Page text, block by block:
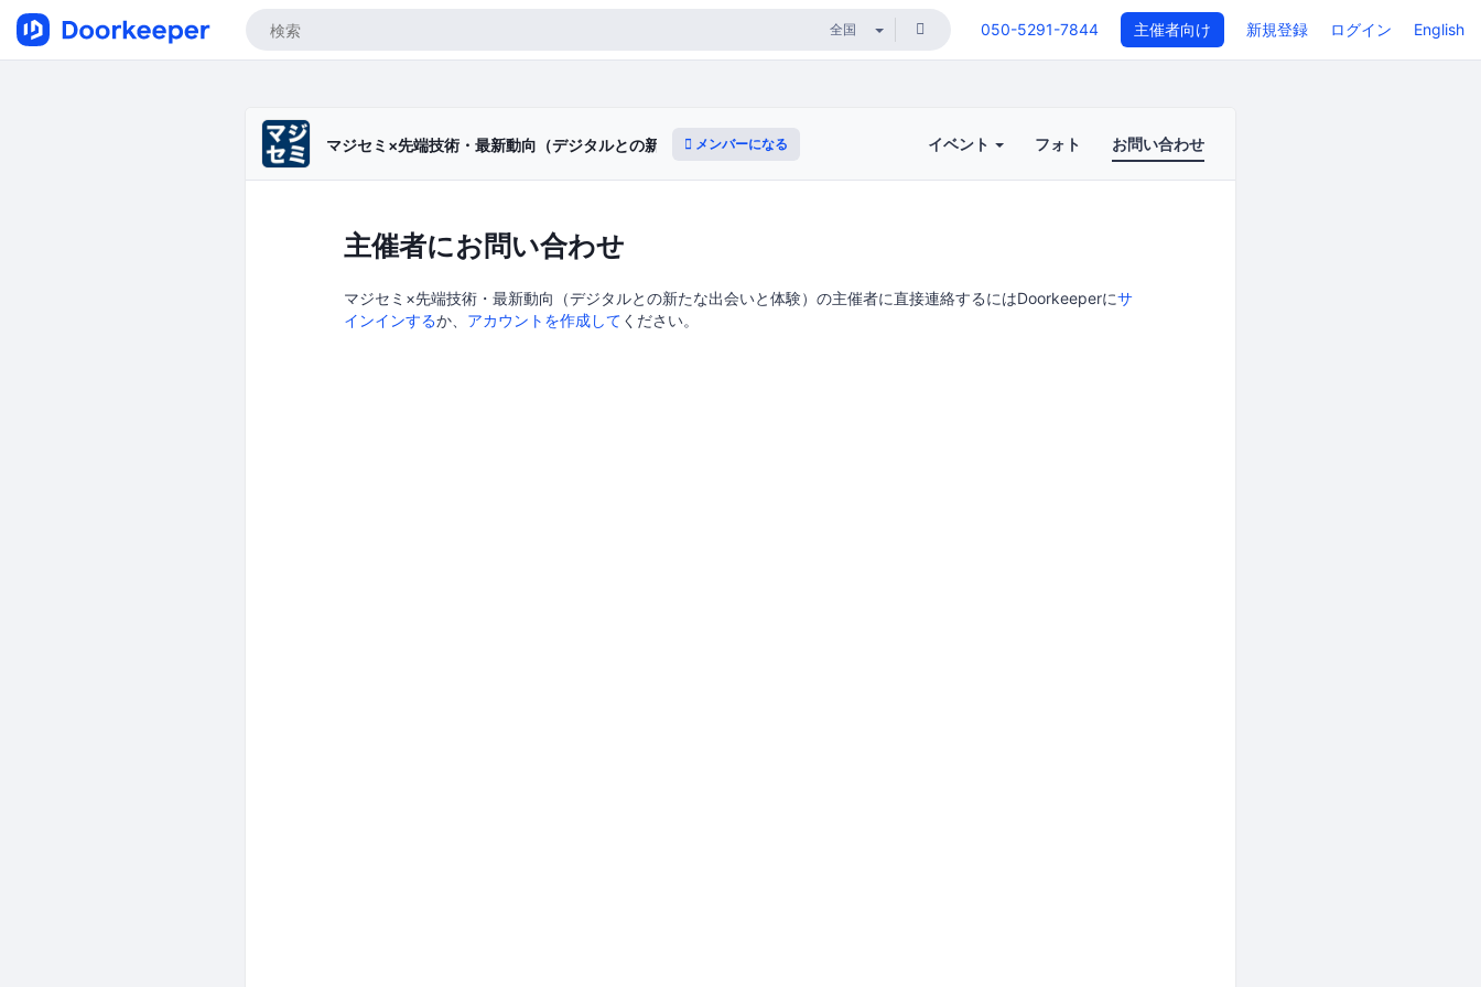
050-5291-7844 主催者向け 新規登録 ログイン English
マジセミ×先端技術・最新動向（デジタルとの新たな出会いと体験）
メンバーになる イベント フォト お問い合わせ
主催者にお問い合わせ
マジセミ×先端技術・最新動向（デジタルとの新たな出会いと体験）の主催者に直接連絡するにはDoorkeeperにサ
インインするか、 アカウントを作成して ください。